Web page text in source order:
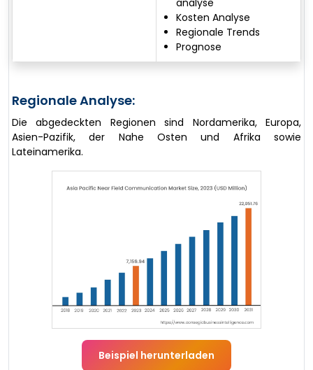
analyse
Kosten Analyse
Regionale Trends
Prognose
Regionale Analyse:
Die abgedeckten Regionen sind Nordamerika, Europa,
Asien-Pazifik, der Nahe Osten und Afrika sowie
Lateinamerika.
Beispiel herunterladen